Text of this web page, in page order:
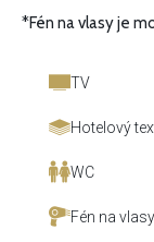
*Fén na vlasy je
TV
Hotelový
WC
Fén na vlasy